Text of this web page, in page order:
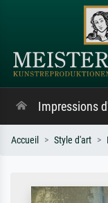
Impressions
Accueil Style d'art